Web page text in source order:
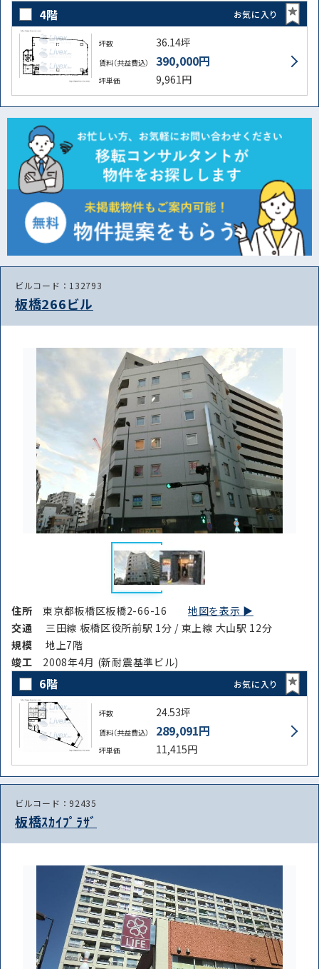
4階 お気に入り
坪数 36.14坪
賃料（共益費込） 390,000円
坪単価 9,961円
ビルコード：132793
板橋266ビル
住所東京都板橋区板橋2-66-16地図を表示 ▶︎
交通
三田線 板橋区役所前駅 1分 / 東上線 大山駅 12分
規模
地上7階
竣⼯ 2008年4月 (新耐震基準ビル)
6階 お気に入り
坪数 24.53坪
賃料（共益費込） 289,091円
坪単価 11,415円
ビルコード：92435
板橋ｽｶｲﾌﾟﾗｻﾞ